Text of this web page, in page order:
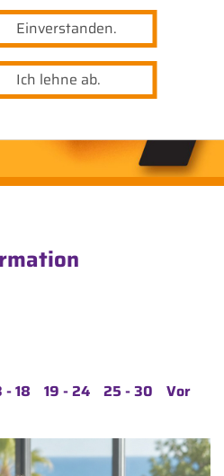
Einverstanden.
Ich lehne ab.
- 18 19 - 24 25 - 30
Vor